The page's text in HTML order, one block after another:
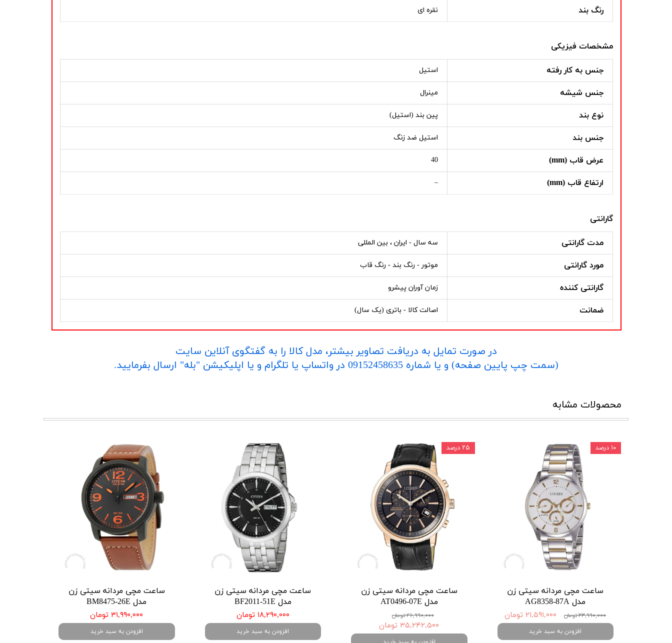
رنگ بند نقره ای
مشخصات فیزیکی
جنس به کار رفته استیل
جنس شیشه مینرال
نوع بند پین بند (استیل)
جنس بند استیل ضد زنگ
عرض قاب (mm) 40
ارتفاع قاب (mm) –
گارانتی
مدت گارانتی سه سال - ایران ، بین المللی
مورد گارانتی موتور - رنگ بند - رنگ قاب
گارانتی کننده زمان آوران پیشرو
ضمانت اصالت کالا - باتری (یک سال)
در صورت تمایل به دریافت تصاویر بیشتر، مدل کالا را به گفتگوی آنلاین سایت
​​​​​​​(سمت چپ پایین صفحه) و یا شماره 09152458635 در واتساپ یا تلگرام و یا اپلیکیشن "بله" ارسال بفرمایید.
محصولات مشابه
ساعت مچی مردانه سیتی زن
مدل AG8358-87A
۲۳,۹۹۰,۰۰۰ تومان ۲۱,۵۹۱,۰۰۰ تومان
افزودن به سبد خرید
۱۰ درصد
ساعت مچی مردانه سیتی زن
مدل AT0496-07E
۴۶,۹۹۰,۰۰۰ تومان
۳۵,۲۴۲,۵۰۰ تومان
۲۵ درصد
ساعت مچی مردانه سیتی زن
مدل BF2011-51E
۱۸,۲۹۰,۰۰۰ تومان
افزودن به سبد خرید
ساعت مچی مردانه سیتی زن
مدل BM8475-26E
۳۱,۹۹۰,۰۰۰ تومان
افزودن به سبد خرید